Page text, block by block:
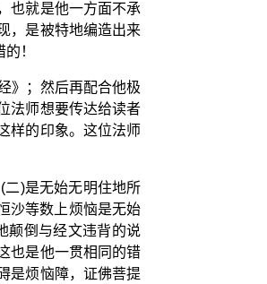
也就是他一方面不承
，是被特地编造出来
！
》；然后再配合他极
法师想要传达给读者
样的印象。这位法师
)是无始无明住地所
沙等数上烦恼是无始
颠倒与经文违背的说
也是他一贯相同的错
是烦恼障，证佛菩提